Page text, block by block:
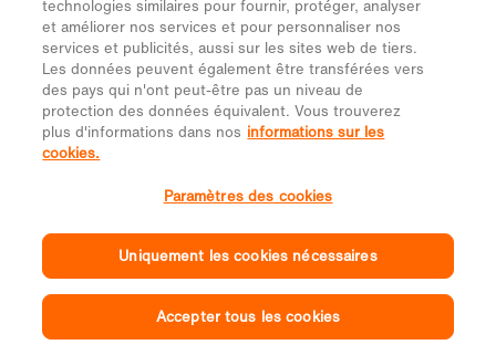
technologies similaires pour fournir, protéger, analyser
et améliorer nos services et pour personnaliser nos
services et publicités, aussi sur les sites web de tiers.
Les données peuvent également être transférées vers
des pays qui n'ont peut-être pas un niveau de
protection des données équivalent. Vous trouverez
plus d'informations dans nos informations sur les
cookies.
Paramètres des cookies
Uniquement les cookies nécessaires
Accepter tous les cookies